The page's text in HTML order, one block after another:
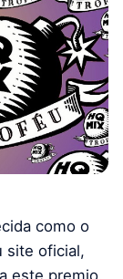
como o
site oficial,
este premio.